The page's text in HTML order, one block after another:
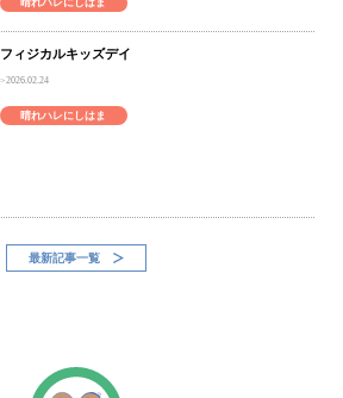
晴れハレにしはま
フィジカルキッズデイ
2026.02.24
晴れハレにしはま
最新記事一覧